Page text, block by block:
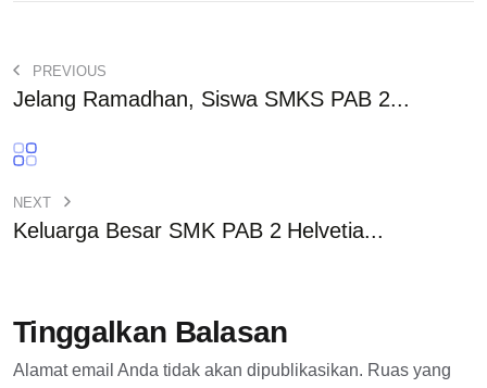
PREVIOUS
Jelang Ramadhan, Siswa SMKS PAB 2...
NEXT
Keluarga Besar SMK PAB 2 Helvetia...
Tinggalkan Balasan
Alamat email Anda tidak akan dipublikasikan. Ruas yang